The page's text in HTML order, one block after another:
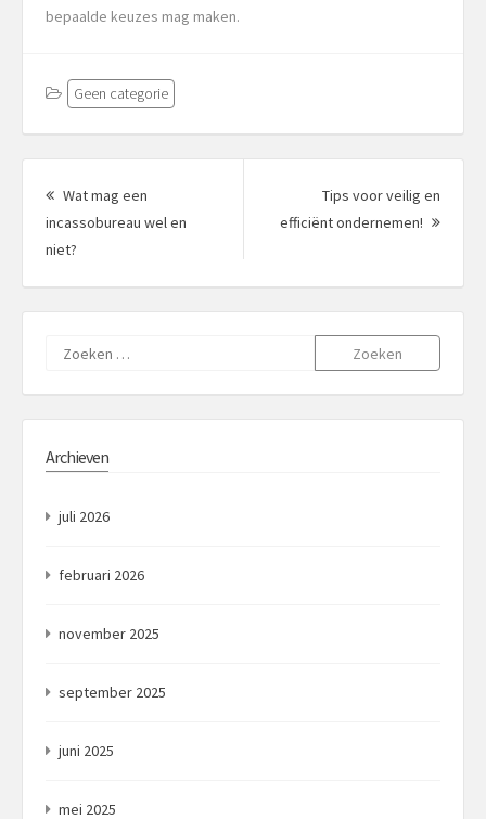
bepaalde keuzes mag maken.
Geen categorie
Berichtnavigatie
Wat mag een
incassobureau wel en
niet?
Tips voor veilig en
efficiënt ondernemen!
Zoeken
naar:
Archieven
juli 2026
februari 2026
november 2025
september 2025
juni 2025
mei 2025